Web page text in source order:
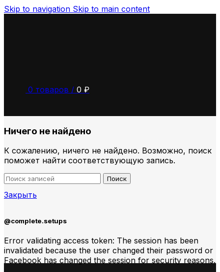
Skip to navigation Skip to main content
0 товаров / 0 ₽
Ничего не найдено
К сожалению, ничего не найдено. Возможно, поиск
поможет найти соответствующую запись.
Поиск
Закрыть
@complete.setups
Error validating access token: The session has been
invalidated because the user changed their password or
Facebook has changed the session for security reasons.